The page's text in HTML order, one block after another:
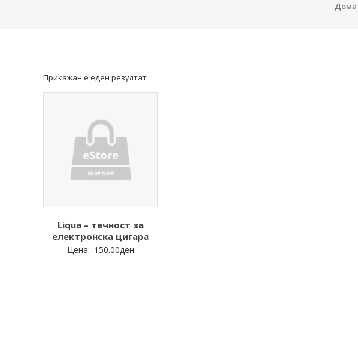
Дома
Прикажан е еден резултат
Liqua – течност за
електронска цигара
Цена: 150.00ден